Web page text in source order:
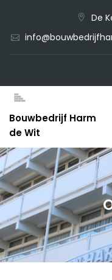
content
De
Bouwbedrijf Harm
de Wit